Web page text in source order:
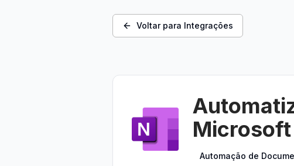
Voltar para Integrações
Automação de